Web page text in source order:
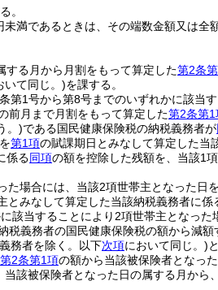
。
満であるときは、その端数金額又は全
する月から月割をもって算定した第2条
いて同じ。)を課する。
第1号から第8号までのいずれかに該当
前月まで月割をもって算定した第2条第1
。)である国民健康保険税の納税義務者が
第1項の賦課期日とみなして算定した当
係る同項の額を控除した残額を、当該1
た場合には、当該2項世帯主となった日を
とみなして算定した当該納税義務者に係
該当することにより2項世帯主となった
義務者の国民健康保険税の額から減額
務者を除く。以下次項において同じ。)
第2条第1項の額から当該被保険者となっ
該被保険者となった日の属する月から